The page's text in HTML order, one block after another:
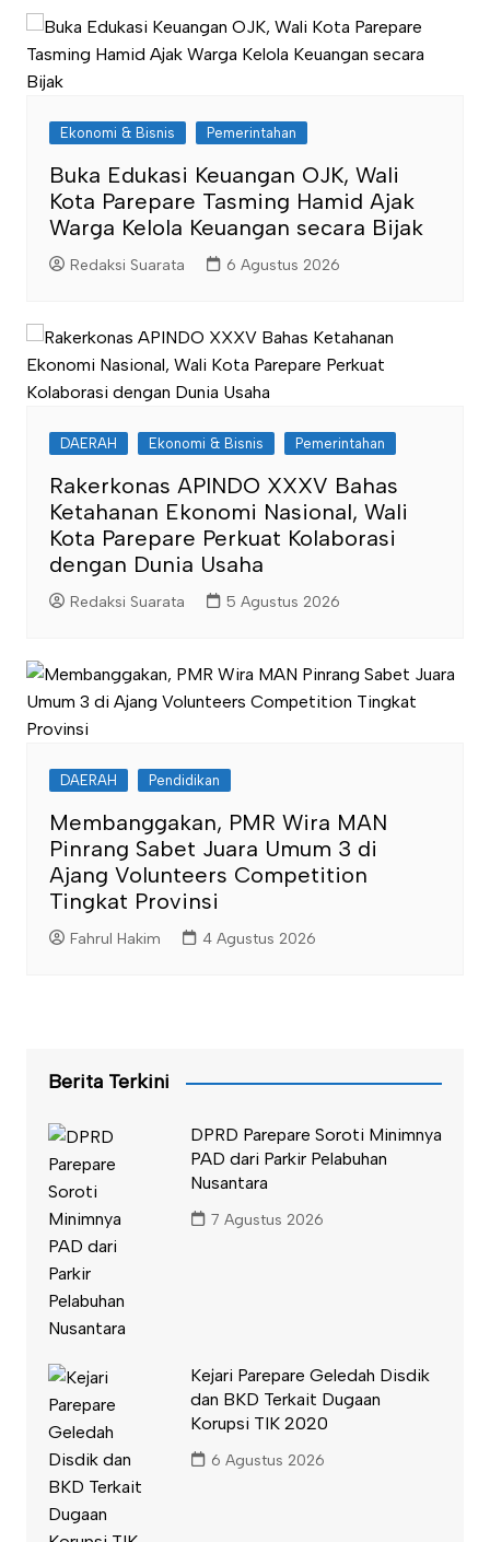
Ekonomi & Bisnis Pemerintahan
Buka Edukasi Keuangan OJK, Wali
Kota Parepare Tasming Hamid Ajak
Warga Kelola Keuangan secara Bijak
Redaksi Suarata 6 Agustus 2026
DAERAH Ekonomi & Bisnis Pemerintahan
Rakerkonas APINDO XXXV Bahas
Ketahanan Ekonomi Nasional, Wali
Kota Parepare Perkuat Kolaborasi
dengan Dunia Usaha
Redaksi Suarata 5 Agustus 2026
DAERAH Pendidikan
Membanggakan, PMR Wira MAN
Pinrang Sabet Juara Umum 3 di
Ajang Volunteers Competition
Tingkat Provinsi
Fahrul Hakim 4 Agustus 2026
Berita Terkini
DPRD Parepare Soroti Minimnya
PAD dari Parkir Pelabuhan
Nusantara
7 Agustus 2026
Kejari Parepare Geledah Disdik
dan BKD Terkait Dugaan
Korupsi TIK 2020
6 Agustus 2026